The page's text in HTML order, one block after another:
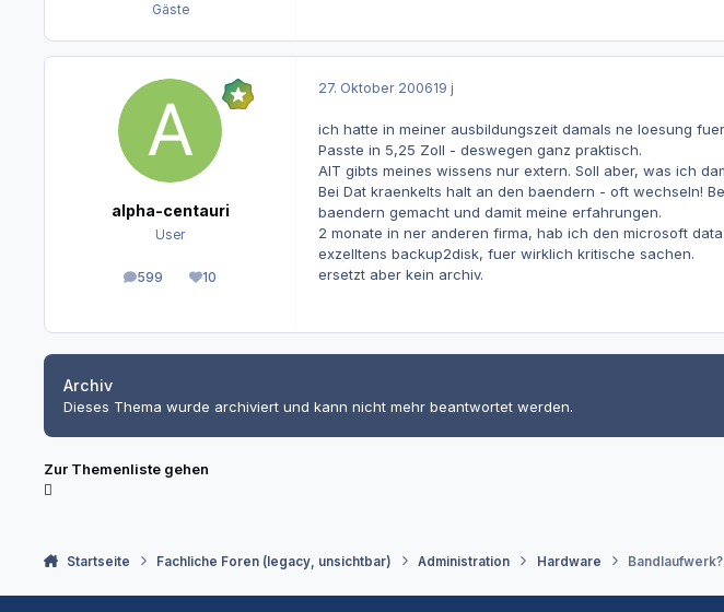
Gäste
alpha-centauri
User
599
Beiträge 10
Reputation
27. Oktober 200619 j
ich hatte in meiner ausbildungszeit damals ne loesung
Passte in 5,25 Zoll - deswegen ganz praktisch.
AIT gibts meines wissens nur extern. Soll aber, was ich
Bei Dat kraenkelts halt an den baendern - oft wechseln!
baendern gemacht und damit meine erfahrungen.
2 monate in ner anderen firma, hab ich den microsoft
exzelltens backup2disk, fuer wirklich kritische sachen.
ersetzt aber kein archiv.
Archiv
Dieses Thema wurde archiviert und kann nicht mehr beantwortet werden.
Zur Themenliste gehen
Startseite Fachliche Foren (legacy, unsichtbar) Administration Hardware Bandlaufwerk?